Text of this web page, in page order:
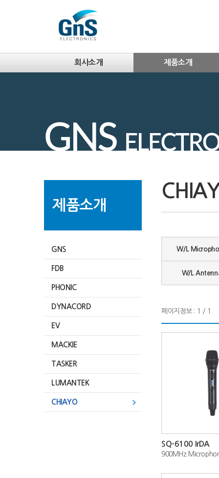
회사소개 제품소개
제품소개
GNS
FDB
PHONIC
DYNACORD
EV
MACKIE
TASKER
LUMANTEK
CHIAYO
W/L
W/L
페이지정보 : 1 / 1
SQ-6100 IrDA
900MHz